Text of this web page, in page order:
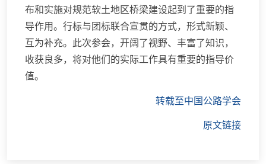
布和实施对规范软土地区桥梁建设起到了重要的指
导作用。行标与团标联合宣贯的方式，形式新颖、
互为补充。此次参会，开阔了视野、丰富了知识，
收获良多，将对他们的实际工作具有重要的指导价
值。
转载至中国公路学会
原文链接